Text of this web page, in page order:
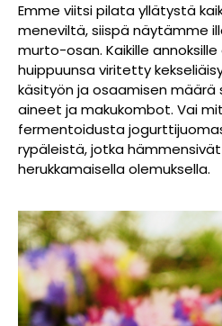
Emme viitsi pilata yllätystä
meneviltä, siispä näytämme
murto-osan. Kaikille
huippuunsa viritetty
käsityön ja osaamisen
aineet ja makukombot. Vai
fermentoidusta
rypäleistä, jotka
herukkamaisella olemuksella.